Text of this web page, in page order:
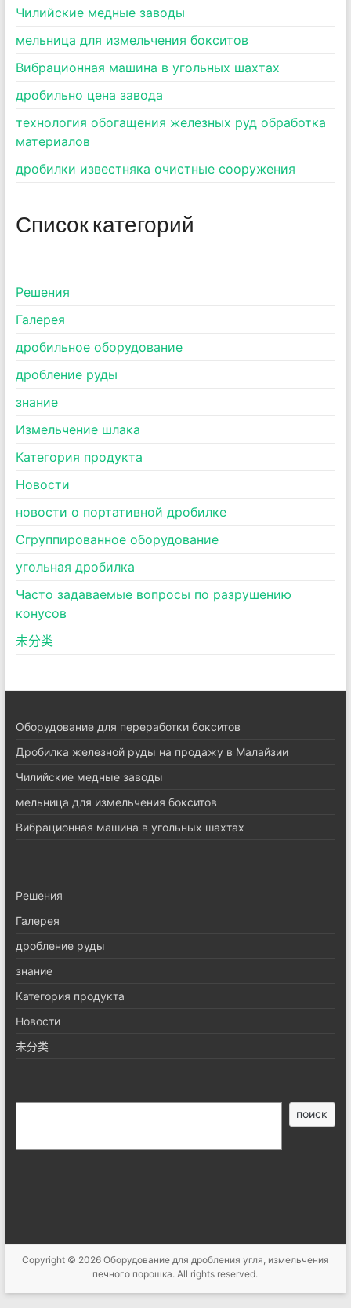
Чилийские медные заводы
мельница для измельчения бокситов
Вибрационная машина в угольных шахтах
дробильно цена завода
технология обогащения железных руд обработка
материалов
дробилки известняка очистные сооружения
Список категорий
Pешения
Галерея
дробильное оборудование
дробление руды
знание
Измельчение шлака
Категория продукта
Новости
новости о портативной дробилке
Сгруппированное оборудование
угольная дробилка
Часто задаваемые вопросы по разрушению
конусов
未分类
Оборудование для переработки бокситов
Дробилка железной руды на продажу в Малайзии
Чилийские медные заводы
мельница для измельчения бокситов
Вибрационная машина в угольных шахтах
Pешения
Галерея
дробление руды
знание
Категория продукта
Новости
未分类
поиск
Copyright © 2026 Оборудование для дробления угля, измельчения
печного порошка. All rights reserved.